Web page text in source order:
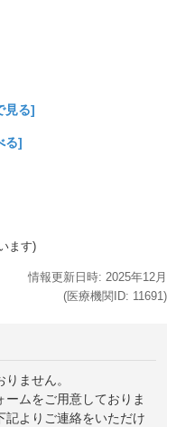
見る]
る]
ます)
情報更新日時: 2025年12月
(医療機関ID: 11691 )
ません。
ムをご用意しておりま
記よりご連絡をいただけ